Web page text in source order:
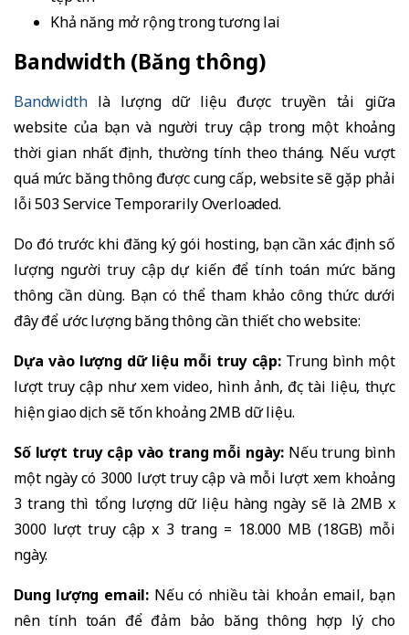
Khả năng mở rộng trong tương lai
Bandwidth (Băng thông)
Bandwidthlà lượng dữ liệu được truyền tải giữa
website của bạn và người truy cập trong một khoảng
thời gian nhất định, thường tính theo tháng. Nếu vượt
quá mức băng thông được cung cấp, website sẽ gặp phải
lỗi 503 Service Temporarily Overloaded.
Do đó trước khi đăng ký gói hosting, bạn cần xác định số
lượng người truy cập dự kiến để tính toán mức băng
thông cần dùng. Bạn có thể tham khảo công thức dưới
đây để ước lượng băng thông cần thiết cho website:
Dựa vào lượng dữ liệu mỗi truy cập: Trung bình một
lượt truy cập như xem video, hình ảnh, đọc tài liệu, thực
hiện giao dịch sẽ tốn khoảng 2MB dữ liệu.
Số lượt truy cập vào trang mỗi ngày: Nếu trung bình
một ngày có 3000 lượt truy cập và mỗi lượt xem khoảng
3 trang thì tổng lượng dữ liệu hàng ngày sẽ là 2MB x
3000 lượt truy cập x 3 trang = 18.000 MB (18GB) mỗi
ngày.
Dung lượng email: Nếu có nhiều tài khoản email, bạn
nên tính toán để đảm bảo băng thông hợp lý cho